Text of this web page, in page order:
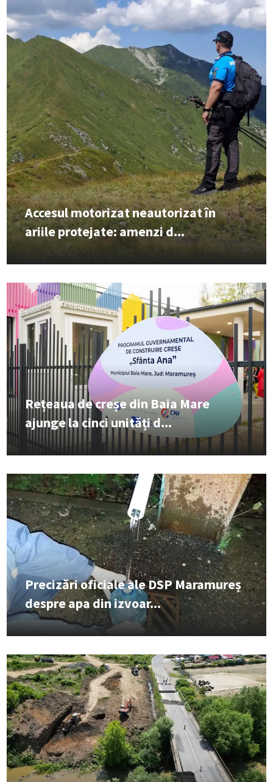
Accesul motorizat neautorizat în
ariile protejate: amenzi d...
Rețeaua de creșe din Baia Mare
ajunge la cinci unități d...
Precizări oficiale ale DSP Maramureș
despre apa din izvoar...